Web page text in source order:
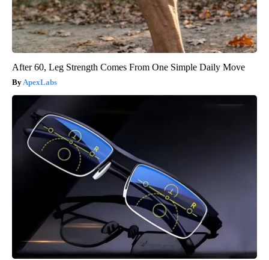
After 60, Leg Strength Comes From One Simple Daily Move
ApexLabs